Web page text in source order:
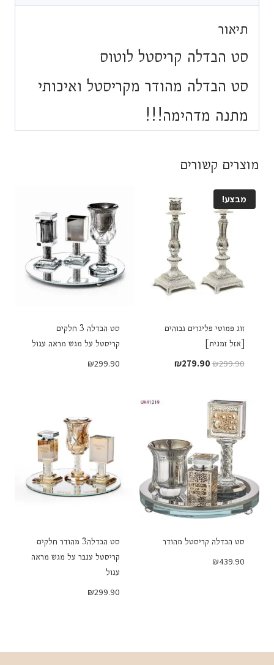
תיאור
סט הבדלה קריסטל לוטוס
סט הבדלה מהודר מקריסטל ואיכותי
מתנה מדהימה!!!
מוצרים קשורים
מבצע!
זוג פמוטי פליגרים גבוהים
[אזל זמנית]
₪299.90
המחיר
₪299.90.
₪279.90 המחיר
₪279.90.
סט הבדלה 3 חלקים
קריסטל על מגש מראה עגול
₪299.90
סט הבדלה קריסטל מהודר
₪439.90
סט הבדלה3 מהודר חלקים
קריסטל ענבר על מגש מראה
עגול
₪299.90